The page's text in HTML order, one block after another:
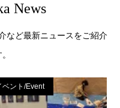
News
など最新ニュースをご紹介
ベント/Event